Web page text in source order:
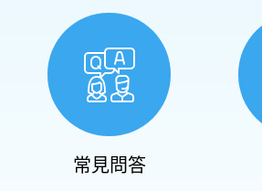
常見問答